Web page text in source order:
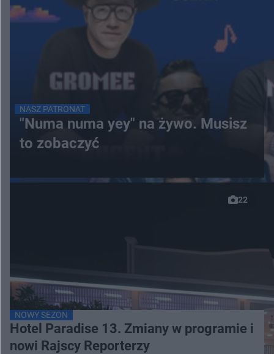
NASZ PATRONAT
"Numa numa yey" na żywo. Musisz
to zobaczyć
22
NOWY SEZON
Hotel Paradise 13. Zmiany w programie i
nowi Rajscy Reporterzy